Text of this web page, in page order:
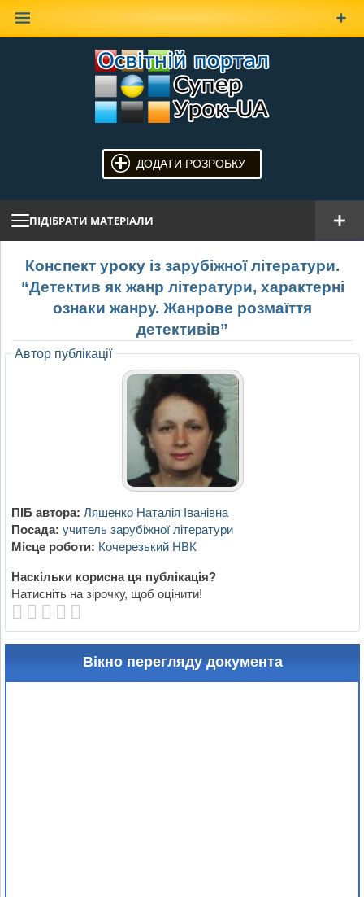
ДОДАТИ РОЗРОБКУ
ПІДІБРАТИ МАТЕРІАЛИ
Конспект уроку із зарубіжної літератури.
“Детектив як жанр літератури, характерні
ознаки жанру. Жанрове розмаїття
детективів”
Автор публікації
ПІБ автора: Ляшенко Наталія Іванівна
Посада: учитель зарубіжної літератури
Місце роботи: Кочерезький НВК
Наскільки корисна ця публікація?
Натисніть на зірочку, щоб оцінити!
Вікно перегляду документа